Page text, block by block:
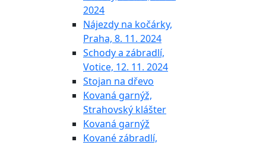
2024
Nájezdy na kočárky,
Praha, 8. 11. 2024
Schody a zábradlí,
Votice, 12. 11. 2024
Stojan na dřevo
Kovaná garnýž,
Strahovský klášter
Kovaná garnýž
Kované zábradlí,